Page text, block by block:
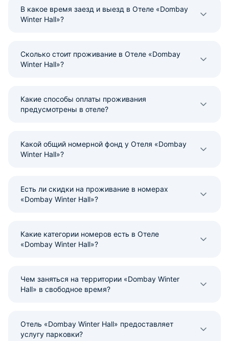
В какое время заезд и выезд в Отеле «Dombay
Winter Hall»?
Сколько стоит проживание в Отеле «Dombay
Winter Hall»?
Какие способы оплаты проживания
предусмотрены в отеле?
Какой общий номерной фонд у Отеля «Dombay
Winter Hall»?
Есть ли скидки на проживание в номерах
«Dombay Winter Hall»?
Какие категории номеров есть в Отеле
«Dombay Winter Hall»?
Чем заняться на территории «Dombay Winter
Hall» в свободное время?
Отель «Dombay Winter Hall» предоставляет
услугу парковки?